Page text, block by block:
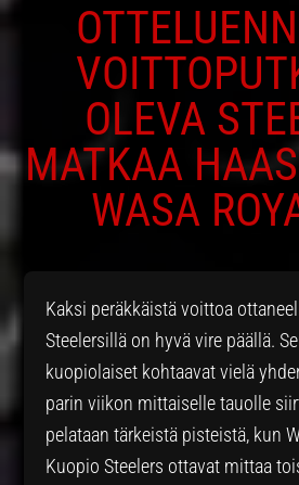
OLEVA
MATKAA
WASA
Kaksi peräkkäistä voittoa
Steelersillä on hyvä vire päällä.
kuopiolaiset kohtaavat vielä
parin viikon mittaiselle tauolle
pelataan tärkeistä pisteistä, kun
Kuopio Steelers ottavat mittaa